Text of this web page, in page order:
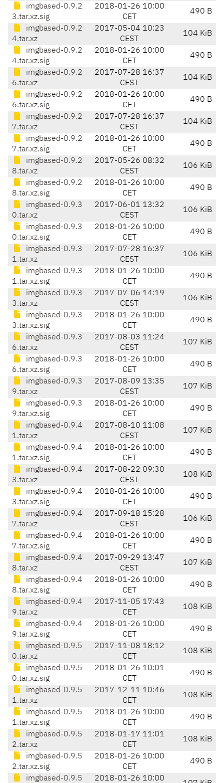
imgbased-0.9.2
3.tar.xz.sig
2018-01-26 10:00
CET
490 B
imgbased-0.9.2
4.tar.xz
2017-05-04 10:23
CEST
104 KiB
imgbased-0.9.2
4.tar.xz.sig
2018-01-26 10:00
CET
490 B
imgbased-0.9.2
6.tar.xz
2017-07-28 16:37
CEST
104 KiB
imgbased-0.9.2
6.tar.xz.sig
2018-01-26 10:00
CET
490 B
imgbased-0.9.2
7.tar.xz
2017-07-28 16:37
CEST
104 KiB
imgbased-0.9.2
7.tar.xz.sig
2018-01-26 10:00
CET
490 B
imgbased-0.9.2
8.tar.xz
2017-05-26 08:32
CEST
106 KiB
imgbased-0.9.2
8.tar.xz.sig
2018-01-26 10:00
CET
490 B
imgbased-0.9.3
0.tar.xz
2017-06-01 13:32
CEST
106 KiB
imgbased-0.9.3
0.tar.xz.sig
2018-01-26 10:00
CET
490 B
imgbased-0.9.3
1.tar.xz
2017-07-28 16:37
CEST
106 KiB
imgbased-0.9.3
1.tar.xz.sig
2018-01-26 10:00
CET
490 B
imgbased-0.9.3
3.tar.xz
2017-07-06 14:19
CEST
106 KiB
imgbased-0.9.3
3.tar.xz.sig
2018-01-26 10:00
CET
490 B
imgbased-0.9.3
6.tar.xz
2017-08-03 11:24
CEST
107 KiB
imgbased-0.9.3
6.tar.xz.sig
2018-01-26 10:00
CET
490 B
imgbased-0.9.3
9.tar.xz
2017-08-09 13:35
CEST
107 KiB
imgbased-0.9.3
9.tar.xz.sig
2018-01-26 10:00
CET
490 B
imgbased-0.9.4
1.tar.xz
2017-08-10 11:08
CEST
107 KiB
imgbased-0.9.4
1.tar.xz.sig
2018-01-26 10:00
CET
490 B
imgbased-0.9.4
3.tar.xz
2017-08-22 09:30
CEST
108 KiB
imgbased-0.9.4
3.tar.xz.sig
2018-01-26 10:00
CET
490 B
imgbased-0.9.4
7.tar.xz
2017-09-18 15:28
CEST
106 KiB
imgbased-0.9.4
7.tar.xz.sig
2018-01-26 10:00
CET
490 B
imgbased-0.9.4
8.tar.xz
2017-09-29 13:47
CEST
107 KiB
imgbased-0.9.4
8.tar.xz.sig
2018-01-26 10:00
CET
490 B
imgbased-0.9.4
9.tar.xz
2017-11-05 17:43
CET
108 KiB
imgbased-0.9.4
9.tar.xz.sig
2018-01-26 10:00
CET
490 B
imgbased-0.9.5
0.tar.xz
2017-11-08 18:12
CET
108 KiB
imgbased-0.9.5
0.tar.xz.sig
2018-01-26 10:01
CET
490 B
imgbased-0.9.5
1.tar.xz
2017-12-11 10:46
CET
108 KiB
imgbased-0.9.5
1.tar.xz.sig
2018-01-26 10:00
CET
490 B
imgbased-0.9.5
2.tar.xz
2018-01-17 11:01
CET
108 KiB
imgbased-0.9.5
2.tar.xz.sig
2018-01-26 10:00
CET
490 B
imgbased-0.9.5 2018-01-26 10:00